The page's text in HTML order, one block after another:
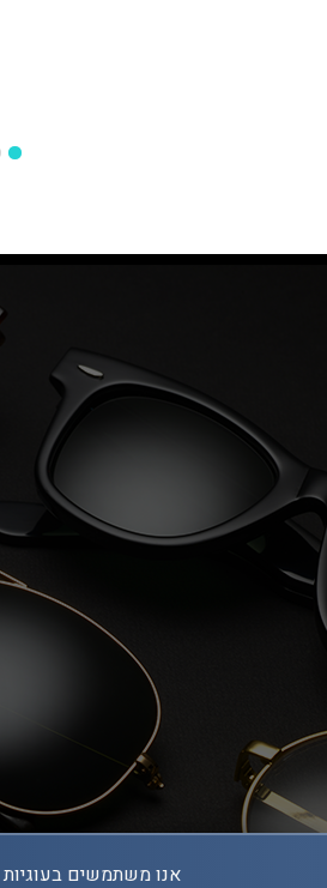
אנו משתמשים